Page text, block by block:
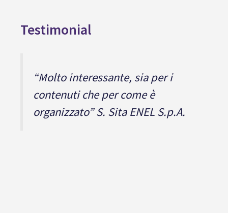
Testimonial
“Molto interessante, sia per i
contenuti che per come è
organizzato” S. Sita ENEL S.p.A.